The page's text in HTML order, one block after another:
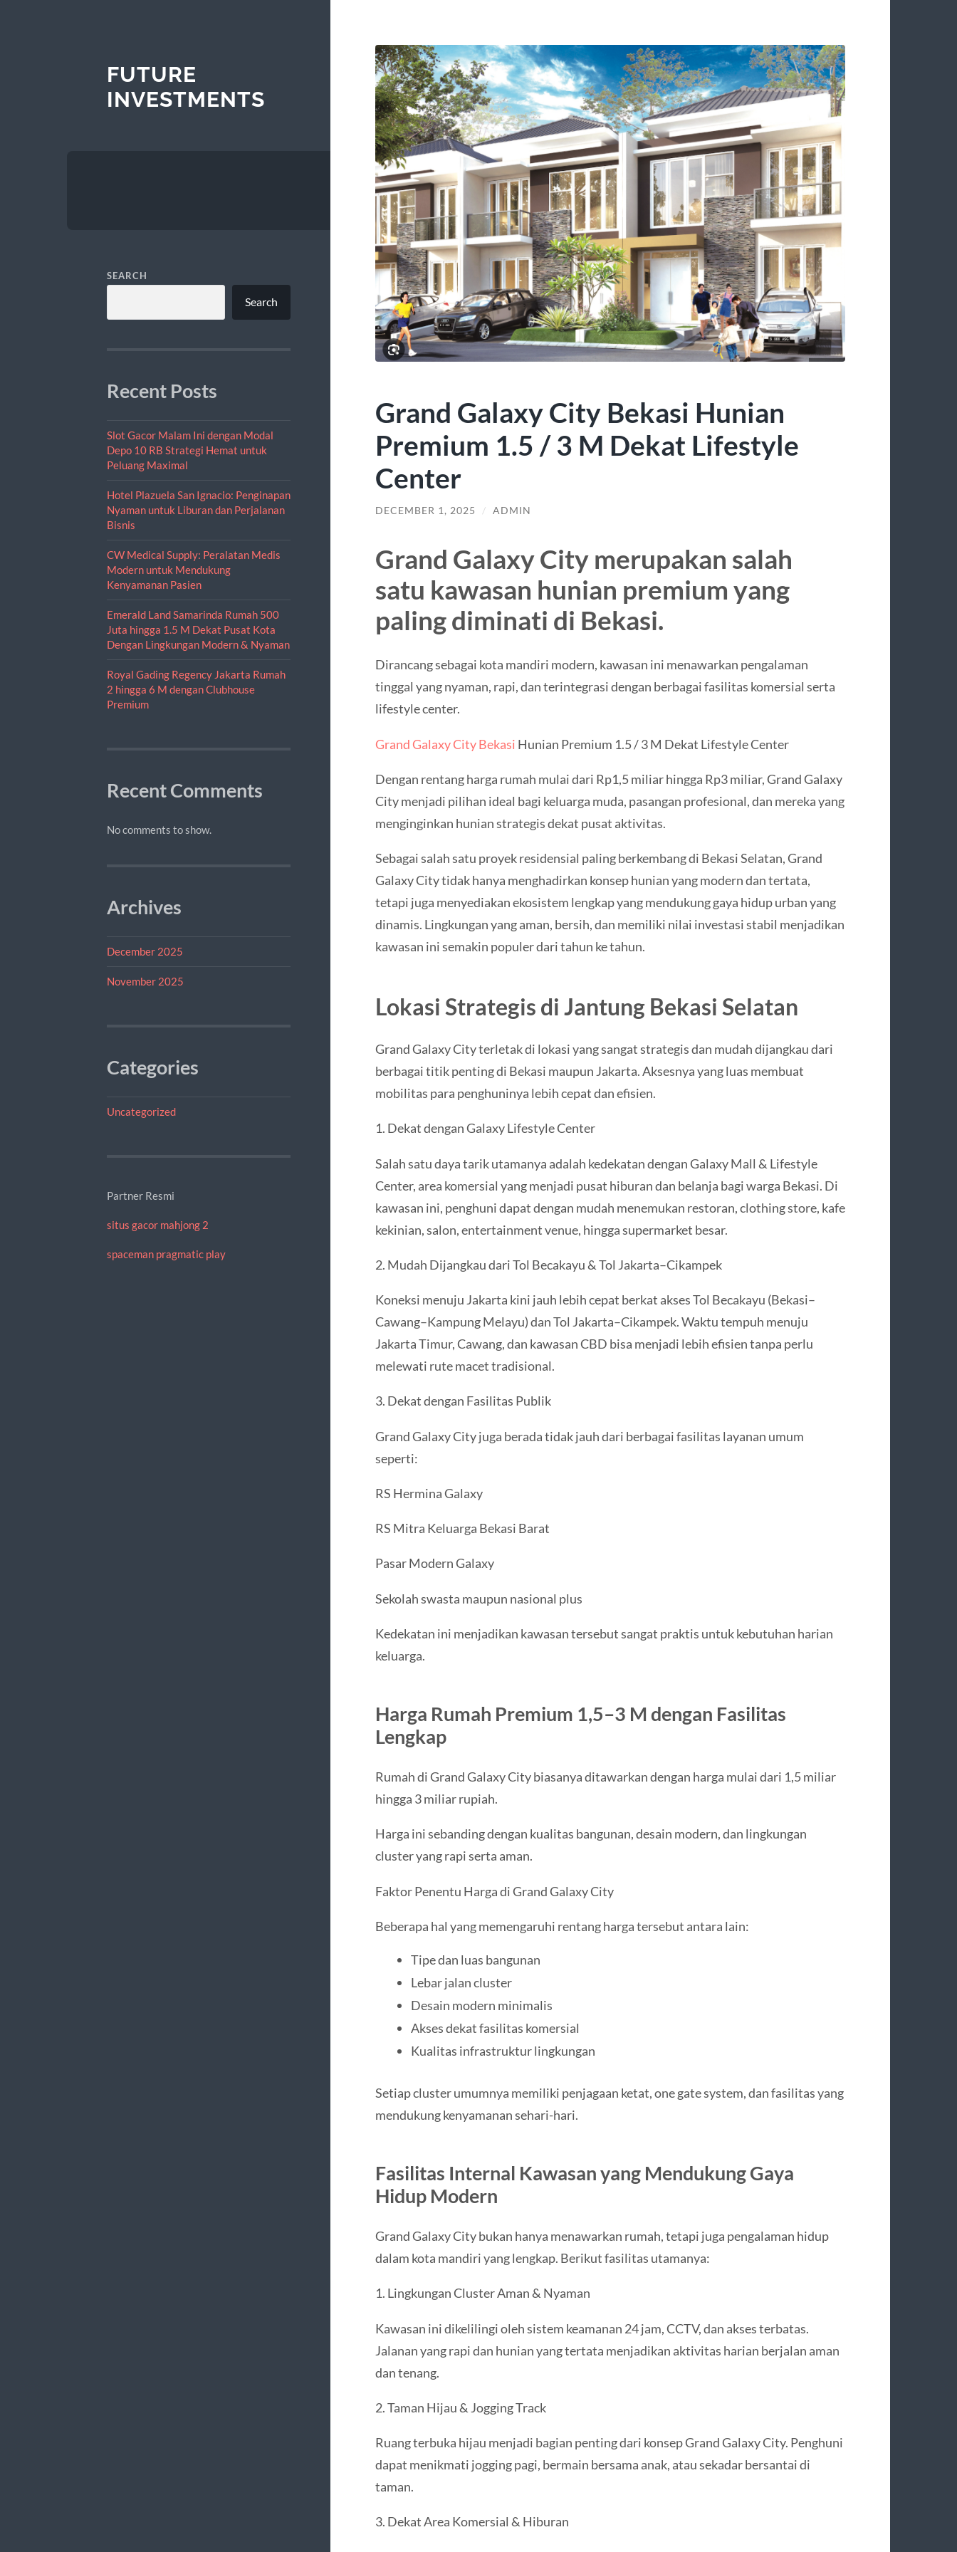
FUTURE
INVESTMENTS
SEARCH
Search
Recent Posts
Slot Gacor Malam Ini dengan Modal
Depo 10 RB Strategi Hemat untuk
Peluang Maximal
Hotel Plazuela San Ignacio: Penginapan
Nyaman untuk Liburan dan Perjalanan
Bisnis
CW Medical Supply: Peralatan Medis
Modern untuk Mendukung
Kenyamanan Pasien
Emerald Land Samarinda Rumah 500
Juta hingga 1.5 M Dekat Pusat Kota
Dengan Lingkungan Modern & Nyaman
Royal Gading Regency Jakarta Rumah
2 hingga 6 M dengan Clubhouse
Premium
Recent Comments
No comments to show.
Archives
December 2025
November 2025
Categories
Uncategorized
Partner Resmi
situs gacor mahjong 2
spaceman pragmatic play
Grand Galaxy City Bekasi Hunian
Premium 1.5 / 3 M Dekat Lifestyle
Center
DECEMBER 1, 2025 / ADMIN
Grand Galaxy City merupakan salah
satu kawasan hunian premium yang
paling diminati di Bekasi.
Dirancang sebagai kota mandiri modern, kawasan ini menawarkan pengalaman
tinggal yang nyaman, rapi, dan terintegrasi dengan berbagai fasilitas komersial serta
lifestyle center.
Grand Galaxy City Bekasi Hunian Premium 1.5 / 3 M Dekat Lifestyle Center
Dengan rentang harga rumah mulai dari Rp1,5 miliar hingga Rp3 miliar, Grand Galaxy
City menjadi pilihan ideal bagi keluarga muda, pasangan profesional, dan mereka yang
menginginkan hunian strategis dekat pusat aktivitas.
Sebagai salah satu proyek residensial paling berkembang di Bekasi Selatan, Grand
Galaxy City tidak hanya menghadirkan konsep hunian yang modern dan tertata,
tetapi juga menyediakan ekosistem lengkap yang mendukung gaya hidup urban yang
dinamis. Lingkungan yang aman, bersih, dan memiliki nilai investasi stabil menjadikan
kawasan ini semakin populer dari tahun ke tahun.
Lokasi Strategis di Jantung Bekasi Selatan
Grand Galaxy City terletak di lokasi yang sangat strategis dan mudah dijangkau dari
berbagai titik penting di Bekasi maupun Jakarta. Aksesnya yang luas membuat
mobilitas para penghuninya lebih cepat dan efisien.
1. Dekat dengan Galaxy Lifestyle Center
Salah satu daya tarik utamanya adalah kedekatan dengan Galaxy Mall & Lifestyle
Center, area komersial yang menjadi pusat hiburan dan belanja bagi warga Bekasi. Di
kawasan ini, penghuni dapat dengan mudah menemukan restoran, clothing store, kafe
kekinian, salon, entertainment venue, hingga supermarket besar.
2. Mudah Dijangkau dari Tol Becakayu & Tol Jakarta–Cikampek
Koneksi menuju Jakarta kini jauh lebih cepat berkat akses Tol Becakayu (Bekasi–
Cawang–Kampung Melayu) dan Tol Jakarta–Cikampek. Waktu tempuh menuju
Jakarta Timur, Cawang, dan kawasan CBD bisa menjadi lebih efisien tanpa perlu
melewati rute macet tradisional.
3. Dekat dengan Fasilitas Publik
Grand Galaxy City juga berada tidak jauh dari berbagai fasilitas layanan umum
seperti:
RS Hermina Galaxy
RS Mitra Keluarga Bekasi Barat
Pasar Modern Galaxy
Sekolah swasta maupun nasional plus
Kedekatan ini menjadikan kawasan tersebut sangat praktis untuk kebutuhan harian
keluarga.
Harga Rumah Premium 1,5–3 M dengan Fasilitas
Lengkap
Rumah di Grand Galaxy City biasanya ditawarkan dengan harga mulai dari 1,5 miliar
hingga 3 miliar rupiah.
Harga ini sebanding dengan kualitas bangunan, desain modern, dan lingkungan
cluster yang rapi serta aman.
Faktor Penentu Harga di Grand Galaxy City
Beberapa hal yang memengaruhi rentang harga tersebut antara lain:
Tipe dan luas bangunan
Lebar jalan cluster
Desain modern minimalis
Akses dekat fasilitas komersial
Kualitas infrastruktur lingkungan
Setiap cluster umumnya memiliki penjagaan ketat, one gate system, dan fasilitas yang
mendukung kenyamanan sehari-hari.
Fasilitas Internal Kawasan yang Mendukung Gaya
Hidup Modern
Grand Galaxy City bukan hanya menawarkan rumah, tetapi juga pengalaman hidup
dalam kota mandiri yang lengkap. Berikut fasilitas utamanya:
1. Lingkungan Cluster Aman & Nyaman
Kawasan ini dikelilingi oleh sistem keamanan 24 jam, CCTV, dan akses terbatas.
Jalanan yang rapi dan hunian yang tertata menjadikan aktivitas harian berjalan aman
dan tenang.
2. Taman Hijau & Jogging Track
Ruang terbuka hijau menjadi bagian penting dari konsep Grand Galaxy City. Penghuni
dapat menikmati jogging pagi, bermain bersama anak, atau sekadar bersantai di
taman.
3. Dekat Area Komersial & Hiburan